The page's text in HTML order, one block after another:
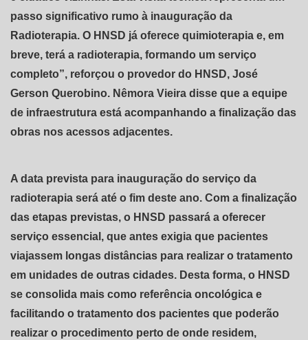
passo significativo rumo à inauguração da
Radioterapia. O HNSD já oferece quimioterapia e, em
breve, terá a radioterapia, formando um serviço
completo”, reforçou o provedor do HNSD, José
Gerson Querobino. Nêmora Vieira disse que a equipe
de infraestrutura está acompanhando a finalização das
obras nos acessos adjacentes.
A data prevista para inauguração do serviço da
radioterapia será até o fim deste ano. Com a finalização
das etapas previstas, o HNSD passará a oferecer
serviço essencial, que antes exigia que pacientes
viajassem longas distâncias para realizar o tratamento
em unidades de outras cidades. Desta forma, o HNSD
se consolida mais como referência oncológica e
facilitando o tratamento dos pacientes que poderão
realizar o procedimento perto de onde residem,